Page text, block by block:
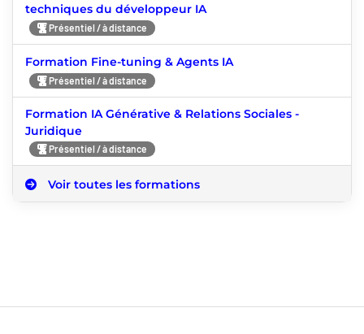
techniques du développeur IA
Présentiel / à distance
Formation Fine-tuning & Agents IA
Présentiel / à distance
Formation IA Générative & Relations Sociales -
Juridique
Présentiel / à distance
Voir toutes les formations